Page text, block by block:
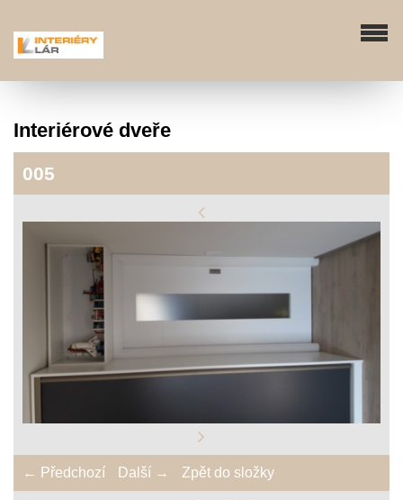
Interiérové dveře
005
← Předchozí Další → Zpět do složky